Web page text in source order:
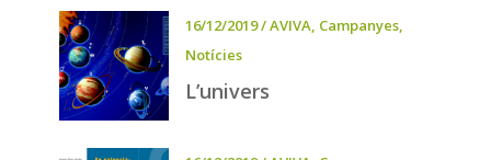
16/12/2019/AVIVA, Campanyes,
Notícies
L’univers